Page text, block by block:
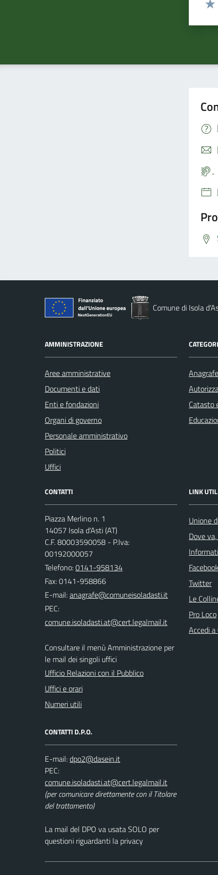
Comune di Isola
AMMINISTRAZIONE
Aree amministrative
Documenti e dati
Enti e fondazioni
Organi di governo
Personale amministrativo
Politici
Uffici
Catasto
CONTATTI
Piazza Merlino n. 1
14057 Isola d'Asti (AT)
C.F. 80003590058 - P.Iva:
00192000057
Telefono:0141-958134
Fax: 0141-958866
E-mail:
PEC:
Consultare il menù Amministrazione per
le mail dei singoli uffici
Ufficio Relazioni con il Pubblico
Uffici e orari
Numeri utili
CONTATTI D.P.O.
E-mail:
PEC:
(per comunicare direttamente con il Titolare
del trattamento)
La mail del DPO va usata SOLO per
questioni riguardanti la privacy
LINK
Unione
Dove
Facebook
Twitter
Le
Pro Loco
Accedi